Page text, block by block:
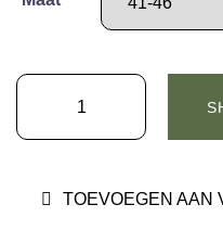
HAPPY
SOLID
aantal TOEVOEGEN AAN